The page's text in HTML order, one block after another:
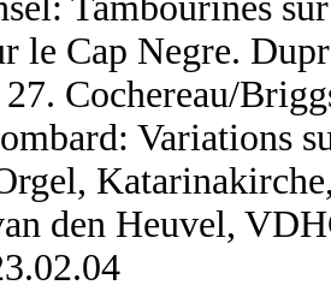
le Cap Negre.
Cochereau/
Variations
den Heuvel,